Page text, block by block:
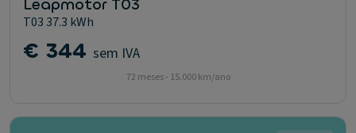
Leapmotor T03
T03 37.3 kWh
€ 344 sem IVA
72 meses - 15.000 km/ano